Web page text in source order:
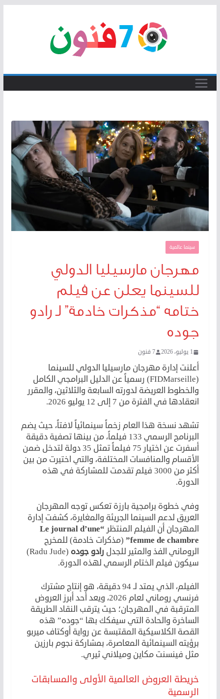
سينما عالمية
مهرجان مارسيليا الدولي
للسينما يعلن عن فيلم
ختامه “مذكرات خادمة” لـ رادو
جوده
1 يوليو، 2026 7 فنون
أعلنت إدارة مهرجان مارسيليا الدولي للسينما
(FIDMarseille) رسمياً عن الدليل البرامجي الكامل
والخطوط العريضة لدورته السابعة والثلاثين، والمقرر
انعقادها في الفترة من 7 إلى 12 يوليو 2026.
تشهد نسخة هذا العام زخماً سينمائياً لافتاً، حيث يضم
البرنامج الرسمي 133 فيلماً، من بينها تصفية دقيقة
أسفرت عن اختيار 75 فيلماً تمثل 35 دولة لتدخل ضمن
الأقسام والمنافسات المختلفة،والتي اختيرت من بين
أكثر من 3000 فيلم تقدمت للمشاركة في هذه
الدورة.
وفي خطوة برامجية بارزة تعكس توجه المهرجان
العريق لدعم السينما الجريئة والمغايرة، كشفت إدارة
المهرجان أن الفيلم المنتظر “Le journal d’une
femme de chambre” (مذكرات خادمة) للمخرج
الروماني الفذ والمثير للجدل رادو جوده
(Radu Jude)
سيكون فيلم الختام الرسمي لهذه الدورة.
الفيلم، الذي يمتد لـ 94 دقيقة، هو إنتاج مشترك
فرنسي روماني لعام 2026،
ويعد أحد أبرز العروض
المترقبة في المهرجان؛ حيث يترقب النقاد الطريقة
الساخرة والحادة التي سيفكك بها “جوده” هذه
القصة الكلاسيكية المقتبسة عن رواية أوكتاف ميربو
برؤيته السينمائية المعاصرة، بمشاركة نجوم بارزين
مثل فينسنت مكاين وميلاني ثيري.
خريطة العروض العالمية الأولى والمسابقات
الرسمية